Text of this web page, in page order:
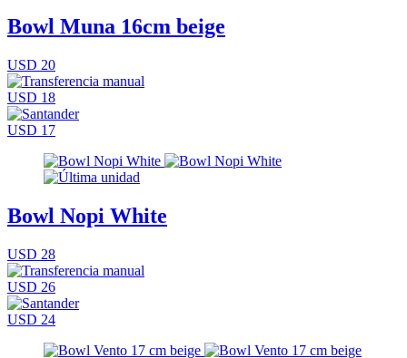
Bowl Muna 16cm beige
USD 20
USD 18
USD 17
Bowl Nopi White
USD 28
USD 26
USD 24